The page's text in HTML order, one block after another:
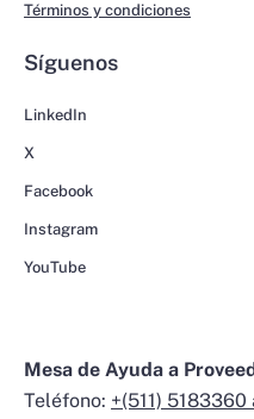
Términos y condiciones
Síguenos
LinkedIn
X
Facebook
Instagram
YouTube
Mesa de Ayuda a
Teléfono: +(511) 5183360